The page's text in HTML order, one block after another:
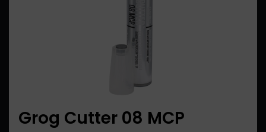
Grog Cutter 08 MCP